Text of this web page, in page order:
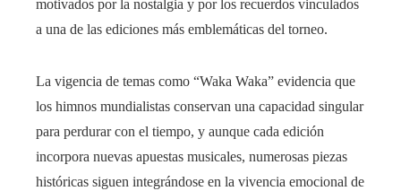
motivados por la nostalgia y por los recuerdos vinculados
a una de las ediciones más emblemáticas del torneo.
La vigencia de temas como “Waka Waka” evidencia que
los himnos mundialistas conservan una capacidad singular
para perdurar con el tiempo, y aunque cada edición
incorpora nuevas apuestas musicales, numerosas piezas
históricas siguen integrándose en la vivencia emocional de